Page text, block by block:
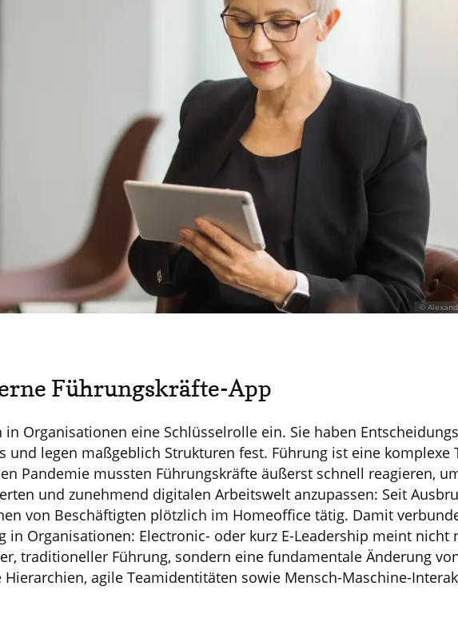
©
Führungskräfte-App
Organisationen eine Schlüsselrolle ein. Sie haben
und legen maßgeblich Strukturen fest. Führung ist eine komplexe
Pandemie mussten Führungskräfte äußerst schnell reagieren,
und zunehmend digitalen Arbeitswelt anzupassen: Seit
von Beschäftigten plötzlich im Homeoffice tätig. Damit
in Organisationen: Electronic- oder kurz E-Leadership meint nicht
traditioneller Führung, sondern eine fundamentale Änderung
agile Teamidentitäten sowie Mensch-Maschine-